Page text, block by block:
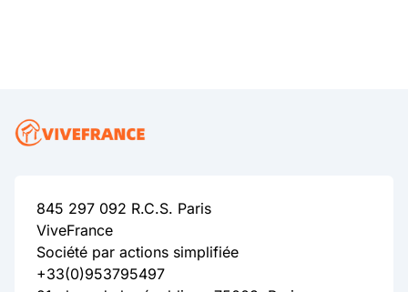
845 297 092 R.C.S. Paris
ViveFrance
Société par actions simplifiée
+33(0)953795497